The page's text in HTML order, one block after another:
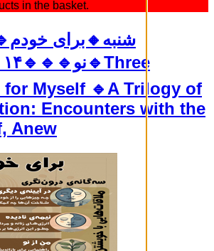
in the basket.
for Myself 🔹A Trilogy of
Encounters with the
Anew